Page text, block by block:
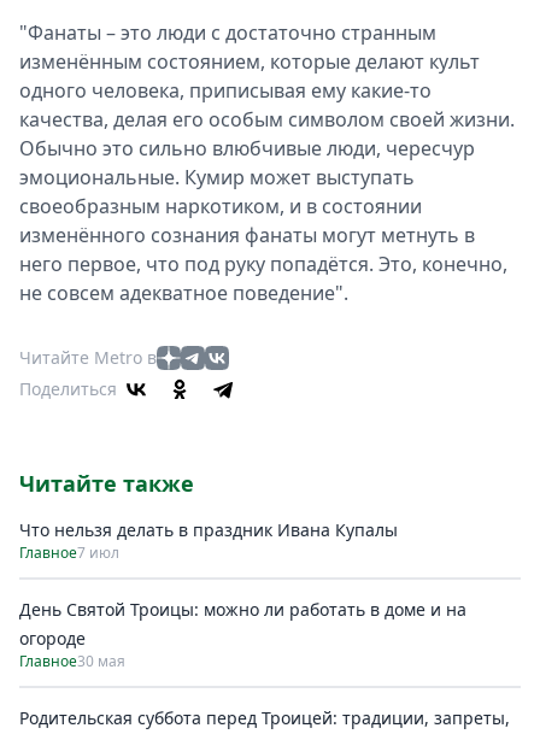
"Фанаты – это люди с достаточно странным
изменённым состоянием, которые делают культ
одного человека, приписывая ему какие-то
качества, делая его особым символом своей жизни.
Обычно это сильно влюбчивые люди, чересчур
эмоциональные. Кумир может выступать
своеобразным наркотиком, и в состоянии
изменённого сознания фанаты могут метнуть в
него первое, что под руку попадётся. Это, конечно,
не совсем адекватное поведение".
Читайте Metro в
Поделиться
Читайте также
Что нельзя делать в праздник Ивана Купалы
Главное7 июл
День Святой Троицы: можно ли работать в доме и на
огороде
Главное30 мая
Родительская суббота перед Троицей: традиции, запреты,